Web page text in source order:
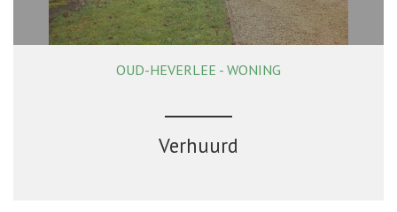
180 m² 2 1
OUD-HEVERLEE - WONING
Verhuurd